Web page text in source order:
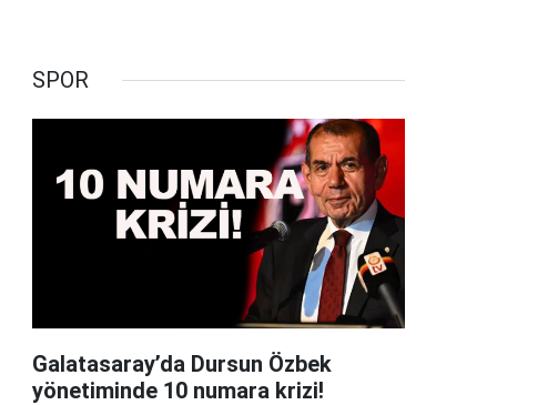
SPOR
Galatasaray’da Dursun Özbek
yönetiminde 10 numara krizi!